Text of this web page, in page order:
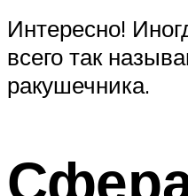
Интересно!
всего так
ракушечника.